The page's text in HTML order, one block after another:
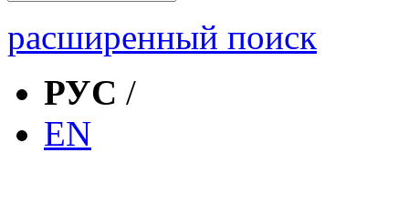
расширенный поиск
РУС /
EN